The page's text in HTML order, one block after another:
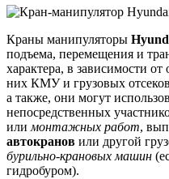
Краны манипуляторы
подъема, перемещения и
характера, в зависимости
них КМУ и грузовых
а также, они могут
непосредственных
или монтажных работ,
автокранов или другой
бурильно-крановых машин
гидробуром).